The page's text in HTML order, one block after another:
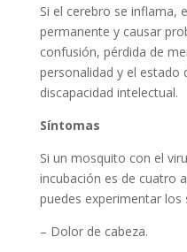
Si el cerebro se inflama,
permanente y causar
confusión, pérdida de
personalidad y el estado
discapacidad intelectual.
Síntomas
Si un mosquito con el
incubación es de cuatro
puedes experimentar los
– Dolor de cabeza.